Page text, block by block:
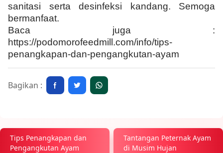
sanitasi serta desinfeksi kandang. Semoga
bermanfaat.
Baca juga :
https://podomorofeedmill.com/info/tips-
penangkapan-dan-pengangkutan-ayam
Bagikan :
Tips Penangkapan dan
Pengangkutan Ayam
Tantangan Peternak Ayam
di Musim Hujan